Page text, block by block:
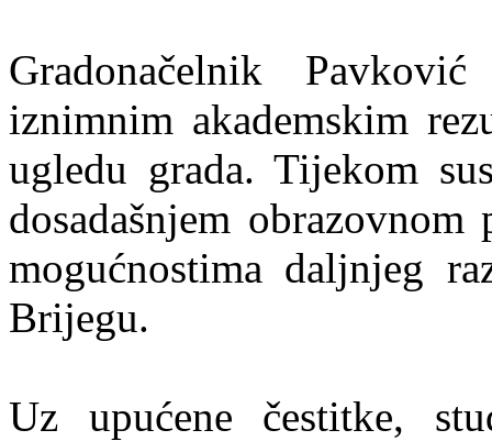
Gradonačelnik
iznimnim akademskim
ugledu grada. Tijekom
dosadašnjem
mogućnostima daljnjeg
Brijegu.
Uz upućene čestitke,